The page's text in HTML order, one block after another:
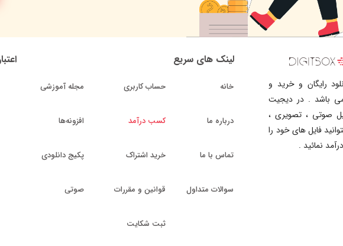
رایگان و خرید و
می باشد . در دیجیت
صوتی ، تصویری ،
فایل های خود را
نمائید .
لینک های سریع
خانه
درباره ما
تماس با ما
سوالات متداول
حساب کاربری
کسب درآمد
خرید اشتراک
قوانین و مقررات
ثبت شکایت
مجله آموزشی
افزونه‌ها
پکیج دانلودی
صوتی